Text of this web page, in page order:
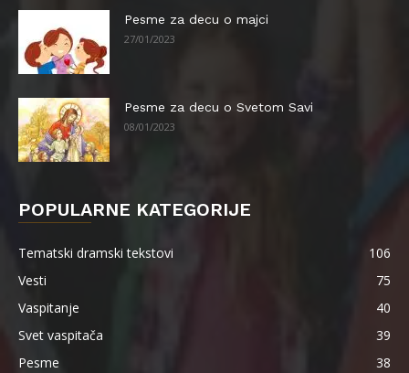
Pesme za decu o majci
27/01/2023
Pesme za decu o Svetom Savi
08/01/2023
POPULARNE KATEGORIJE
Tematski dramski tekstovi
106
Vesti
75
Vaspitanje
40
Svet vaspitača
39
Pesme
38